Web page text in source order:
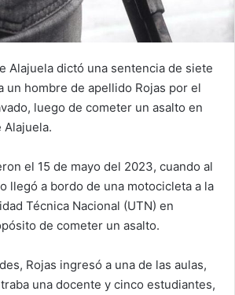
Alajuela dictó una sentencia de siete
un hombre de apellido Rojas por el
luego de cometer un asalto en
Alajuela.
el 15 de mayo del 2023, cuando al
llegó a bordo de una motocicleta a la
Técnica Nacional (UTN) en
de cometer un asalto.
Rojas ingresó a una de las aulas,
una docente y cinco estudiantes,